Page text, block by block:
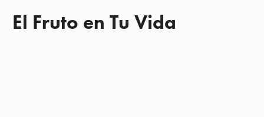
El Fruto en Tu Vida